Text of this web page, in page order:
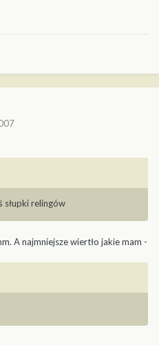
słupki relingów
A najmniejsze wiertło jakie mam -